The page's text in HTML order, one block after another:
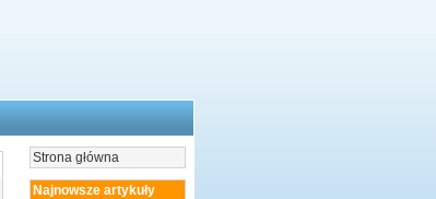
Strona główna
Najnowsze artykuły